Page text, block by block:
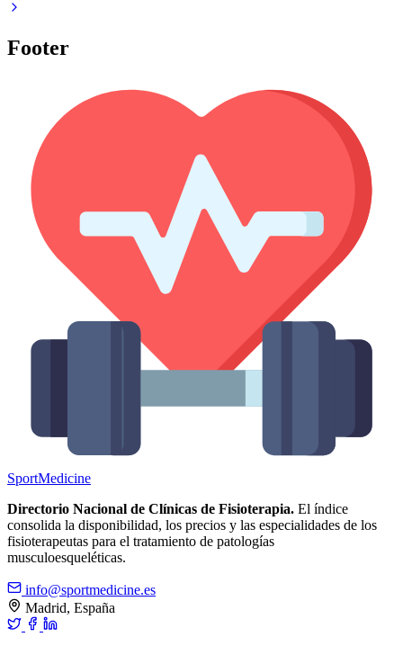
Footer
SportMedicine
Directorio Nacional de Clínicas de Fisioterapia. El índice
consolida la disponibilidad, los precios y las especialidades de los
fisioterapeutas para el tratamiento de patologías
musculoesqueléticas.
info@sportmedicine.es
Madrid, España